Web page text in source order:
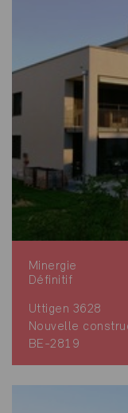
Minergie
Définitif
Uttigen 3628
Nouvelle
BE-2819